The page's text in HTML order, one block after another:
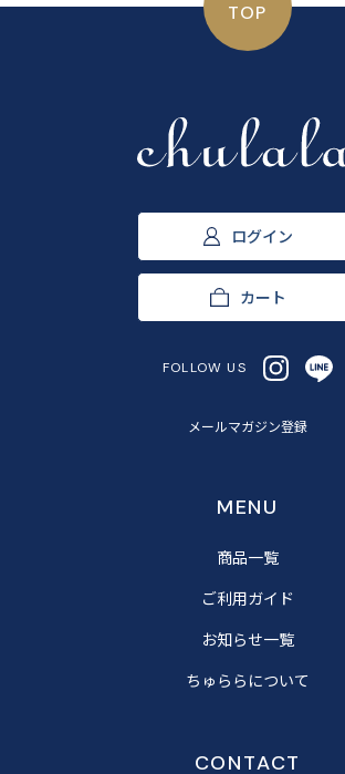
TOP
ログイン
カート
FOLLOW US
メールマガジン登録
MENU
商品一覧
ご利用ガイド
お知らせ一覧
ちゅららについて
CONTACT